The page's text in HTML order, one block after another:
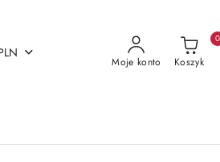
Moje konto Koszyk
0